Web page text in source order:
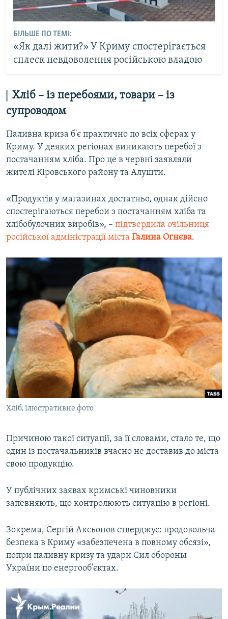
БІЛЬШЕ ПО ТЕМІ:
«Як далі жити?» У Криму спостерігається
сплеск невдоволення російською владою
Хліб – із перебоями, товари – із
супроводом
Паливна криза б'є практично по всіх сферах у
Криму. У деяких регіонах виникають перебої з
постачанням хліба. Про це в червні заявляли
жителі Кіровського району та Алушти.
«Продуктів у магазинах достатньо, однак дійсно
спостерігаються перебои з постачанням хліба та
хлібобулочних виробів», – підтвердила очільниця
російської адміністрації міста Галина Огнєва.
Хліб, ілюстративне фото
Причиною такої ситуації, за її словами, стало те, що
один із постачальників вчасно не доставив до міста
свою продукцію.
У публічних заявах кримські чиновники
запевняють, що контролюють ситуацію в регіоні.
Зокрема, Сергій Аксьонов стверджує: продовольча
безпека в Криму «забезпечена в повному обсязі»,
попри паливну кризу та удари Сил обороны
України по енергооб'єктах.